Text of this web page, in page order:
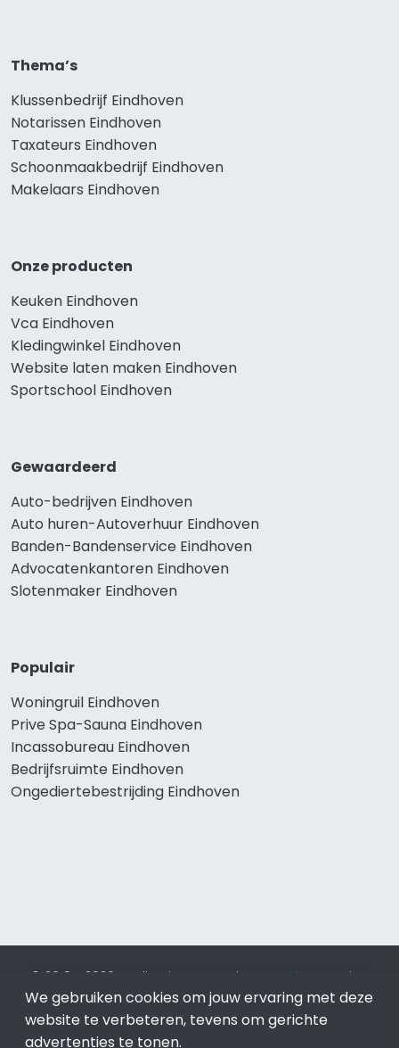
Thema’s
Klussenbedrijf Eindhoven
Notarissen Eindhoven
Taxateurs Eindhoven
Schoonmaakbedrijf Eindhoven
Makelaars Eindhoven
Onze producten
Keuken Eindhoven
Vca Eindhoven
Kledingwinkel Eindhoven
Website laten maken Eindhoven
Sportschool Eindhoven
Gewaardeerd
Auto-bedrijven Eindhoven
Auto huren-Autoverhuur Eindhoven
Banden-Bandenservice Eindhoven
Advocatenkantoren Eindhoven
Slotenmaker Eindhoven
Populair
Woningruil Eindhoven
Prive Spa-Sauna Eindhoven
Incassobureau Eindhoven
Bedrijfsruimte Eindhoven
Ongediertebestrijding Eindhoven
© 2019 - 2026 Realisatie en SEO door SEO-bureau
Lion
Internet. Betaal alleen voor bewezen resultaten?SEO
optimalisatie No Cure No Pay.Eindhovenis onderdeel van
Lion Internet.
We gebruiken cookies om jouw ervaring met deze
website te verbeteren, tevens om gerichte
advertenties te tonen.